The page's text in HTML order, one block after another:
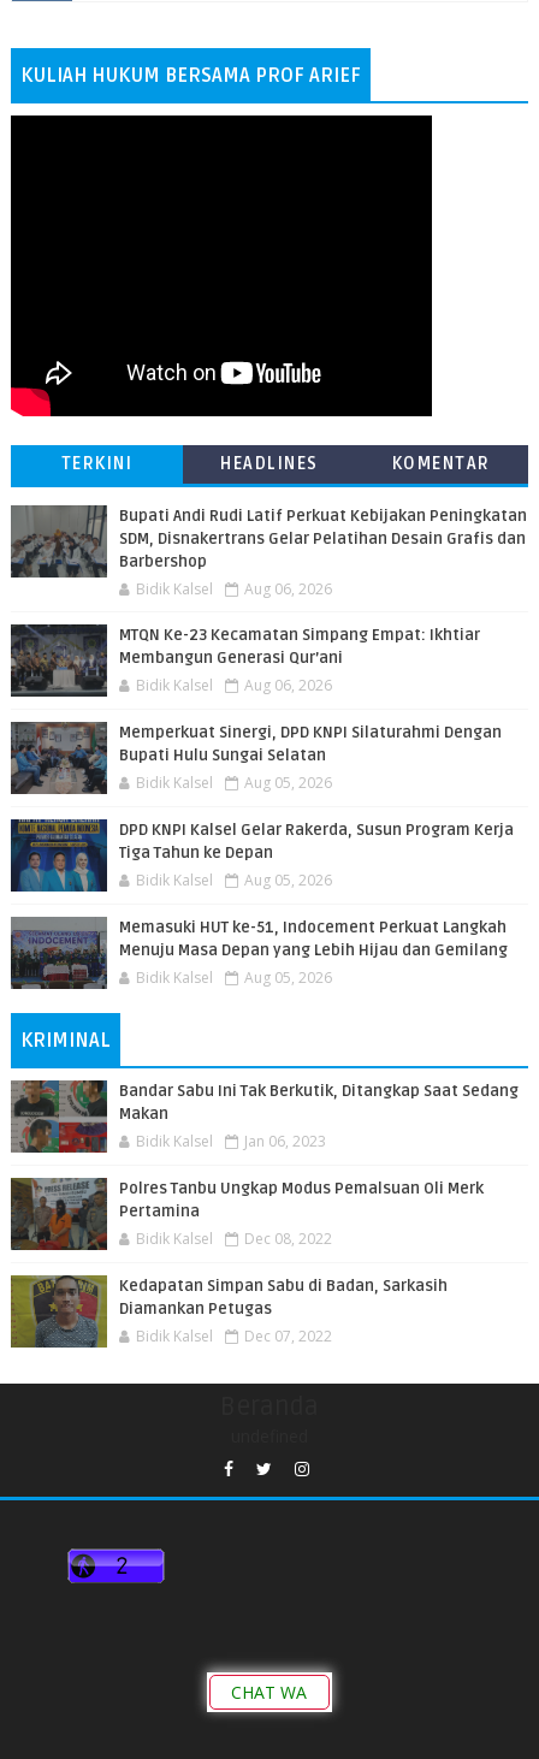
KULIAH HUKUM BERSAMA PROF ARIEF
TERKINI HEADLINES KOMENTAR
Bupati Andi Rudi Latif Perkuat Kebijakan Peningkatan
SDM, Disnakertrans Gelar Pelatihan Desain Grafis dan
Barbershop
Bidik Kalsel Aug 06, 2026
MTQN Ke-23 Kecamatan Simpang Empat: Ikhtiar
Membangun Generasi Qur’ani
Bidik Kalsel Aug 06, 2026
Memperkuat Sinergi, DPD KNPI Silaturahmi Dengan
Bupati Hulu Sungai Selatan
Bidik Kalsel Aug 05, 2026
DPD KNPI Kalsel Gelar Rakerda, Susun Program Kerja
Tiga Tahun ke Depan
Bidik Kalsel Aug 05, 2026
Memasuki HUT ke-51, Indocement Perkuat Langkah
Menuju Masa Depan yang Lebih Hijau dan Gemilang
Bidik Kalsel Aug 05, 2026
KRIMINAL
Bandar Sabu Ini Tak Berkutik, Ditangkap Saat Sedang
Makan
Bidik Kalsel Jan 06, 2023
Polres Tanbu Ungkap Modus Pemalsuan Oli Merk
Pertamina
Bidik Kalsel Dec 08, 2022
Kedapatan Simpan Sabu di Badan, Sarkasih
Diamankan Petugas
Bidik Kalsel Dec 07, 2022
CHAT WA